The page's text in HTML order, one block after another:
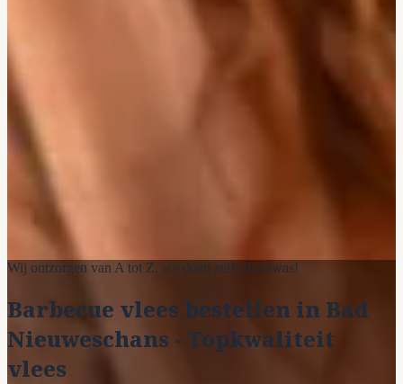
Wij ontzorgen van A tot Z, we doen zelfs de afwas!
Barbecue vlees bestellen in Bad
Nieuweschans - Topkwaliteit
vlees